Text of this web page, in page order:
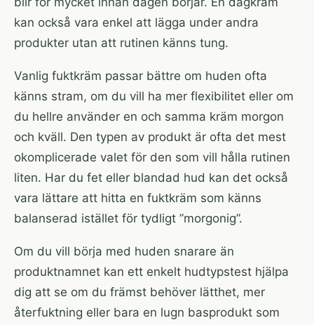
kan också vara enkel att lägga under andra
produkter utan att rutinen känns tung.
Vanlig fuktkräm passar bättre om huden ofta
känns stram, om du vill ha mer flexibilitet eller om
du hellre använder en och samma kräm morgon
och kväll. Den typen av produkt är ofta det mest
okomplicerade valet för den som vill hålla rutinen
liten. Har du fet eller blandad hud kan det också
vara lättare att hitta en fuktkräm som känns
balanserad istället för tydligt ”morgonig”.
Om du vill börja med huden snarare än
produktnamnet kan ett enkelt hudtypstest hjälpa
dig att se om du främst behöver lätthet, mer
återfuktning eller bara en lugn basprodukt som